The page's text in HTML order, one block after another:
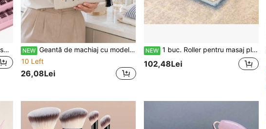
120 buc/set Asiteo Gene own false din păr de vizon moale și natural, genciuri pentru extensii DIY, gene false individuale, pentru uz zilnic NEW Geantă de machiaj cu model drăguț cu creioane, pentru întoarcerea la școală, cadou școlar drăguț, geantă multifuncțională de depozitare, organizator pentru papetărie, cu design drăguț pentru papetărie, geantă de depozitare pentru cosmetice, geantă portabilă pentru produse de igienă, geantă de designer, ușoară, perfectă pentru călătorii, vacanțe, camping și utilizare în aer liber, cadou creativ pentru sezonul școlar, geantă ușoară de depozitare pentru produse de igienă de călătorie, potrivită pentru femei și bărbați, idee perfectă de cadou: cadou de absolvire sau cadou creativ de Ziua Profesorului, sezonul școlar, sezonul de absolvire, Ziua Profesorului, Halloween, cadou de Crăciun
10 Left
26,08Lei
NEW 1 buc. Roller pentru masaj plantar, masator pentru puncte acupresurale ale piciorului, instrument de curățare pentru picioare pentru acasă - instrument de masaj pentru picioare
102,48Lei